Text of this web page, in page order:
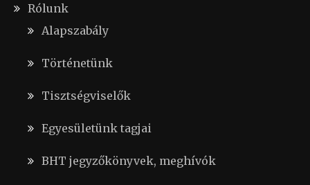
Rólunk
Alapszabály
Történetünk
Tisztségviselők
Egyesületünk tagjai
BHT jegyzőkönyvek, meghívók